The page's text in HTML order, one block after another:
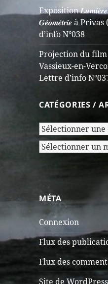
Exposition 𝑳𝒖𝒎𝒊𝒆̀𝒓𝒆
𝑮𝒆́𝒐𝒎𝒆́𝒕𝒓𝒊𝒆 à
d’info N°038
Projection du film
Vassieux-en-
Lettre d’info
CATÉGORIES /
Catégories
/
Archives
Archives
MÉTA
Connexion
Flux des
Flux des
Site de